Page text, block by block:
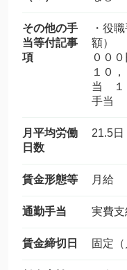
その他の手
当等付記事
項
・役
額）
００
１０
当 １
手当
月平均労働
日数
21.5日
賃金形態等 月給
通勤手当 実費
賃金締切日 固定（